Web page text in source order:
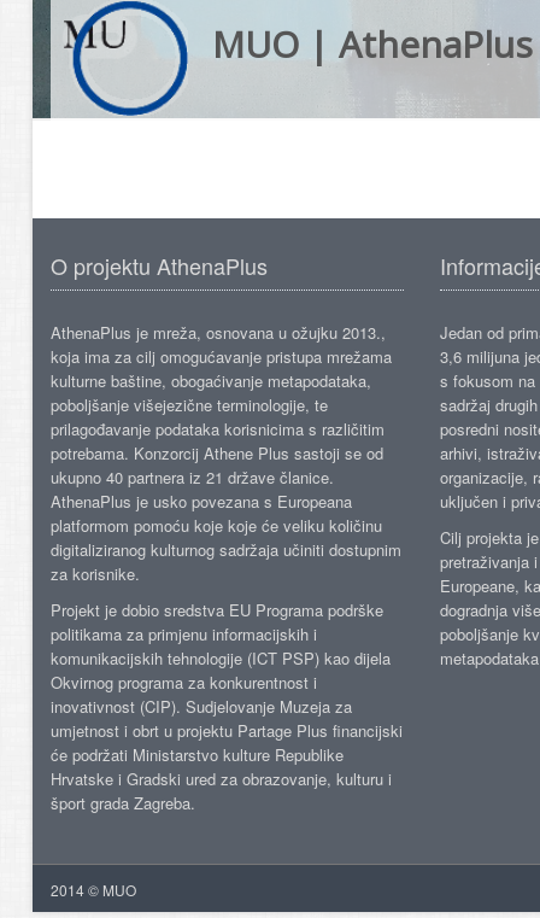
MUO | AthenaPlus
O projektu AthenaPlus
AthenaPlus je mreža, osnovana u ožujku 2013.,
koja ima za cilj omogućavanje pristupa mrežama
kulturne baštine, obogaćivanje metapodataka,
poboljšanje višejezične terminologije, te
prilagođavanje podataka korisnicima s različitim
potrebama. Konzorcij Athene Plus sastoji se od
ukupno 40 partnera iz 21 države članice.
AthenaPlus je usko povezana s Europeana
platformom pomoću koje koje će veliku količinu
digitaliziranog kulturnog sadržaja učiniti dostupnim
za korisnike.
Projekt je dobio sredstva EU Programa podrške
politikama za primjenu informacijskih i
komunikacijskih tehnologije (ICT PSP) kao dijela
Okvirnog programa za konkurentnost i
inovativnost (CIP). Sudjelovanje Muzeja za
umjetnost i obrt u projektu Partage Plus financijski
će podržati Ministarstvo kulture Republike
Hrvatske i Gradski ured za obrazovanje, kulturu i
šport grada Zagreba.
Jedan od
3,6 milijuna
s fokusom
sadržaj
posredni
arhivi,
organizacije,
uključen i
Cilj projekta
pretraživanja
Europeane,
dogradnja
poboljšanje
2014 © MUO